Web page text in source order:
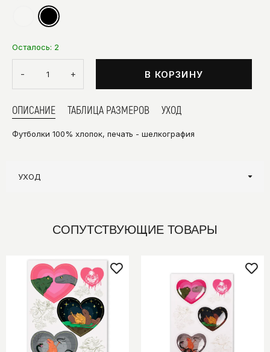
Осталось: 2
- + В КОРЗИНУ
ОПИСАНИЕ
Футболки 100% хлопок, печать - шелкография
ТАБЛИЦА РАЗМЕРОВ УХОД
УХОД
СОПУТСТВУЮЩИЕ ТОВАРЫ